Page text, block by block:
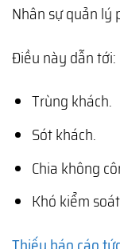
Nhân sự quản lý
Điều này dẫn tới:
Trùng khách.
Sót khách.
Chia không
Khó kiểm